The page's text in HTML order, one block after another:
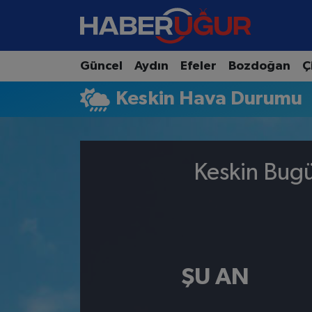
Güncel Aydın Efeler Bozdoğan
Keskin Hava Durumu
Keskin
ŞU AN
Aydın Nöbetçi Eczaneler
Aydın Hava Durumu